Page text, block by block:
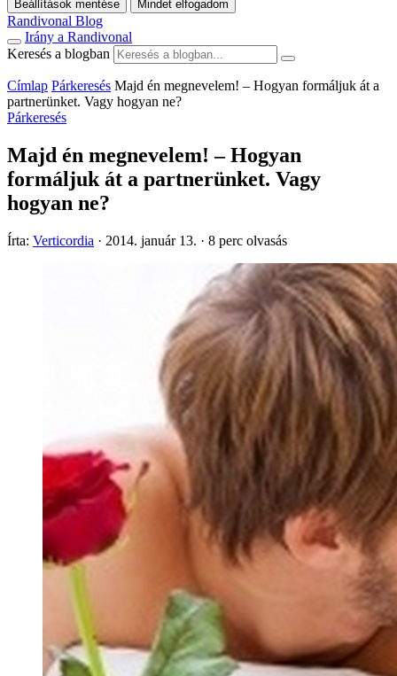
Beállítások mentése Mindet elfogadom
Randivonal Blog
Irány a Randivonal
Keresés a blogban
Címlap Párkeresés Majd én megnevelem! – Hogyan formáljuk át a
partnerünket. Vagy hogyan ne?
Párkeresés
Majd én megnevelem! – Hogyan
formáljuk át a partnerünket. Vagy
hogyan ne?
Írta: Verticordia · 2014. január 13. · 8 perc olvasás